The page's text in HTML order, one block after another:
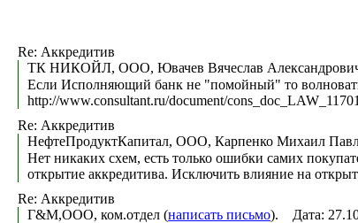
Re: Аккредитив
ТК НИКОЙЛ, ООО, Ювачев Вячеслав
Если Исполняющий банк не "помойный" то
http://www.consultant.ru/document/
Re: Аккредитив
НефтеПродуктКапитал, ООО, Карпенко Михаил
Нет никаких схем, есть только ошибки самих
открытие аккредитива. Исключить влияние на
Re: Аккредитив
Г&М,ООО, ком.отдел (написать письмо). Дата: